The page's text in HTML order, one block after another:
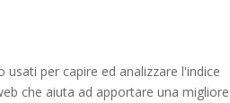
per capire ed analizzare l'indice
che aiuta ad apportare una migliore